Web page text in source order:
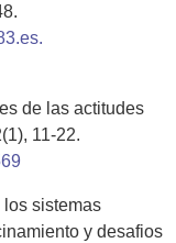
de las actitudes
11-22.
los sistemas
y desafios